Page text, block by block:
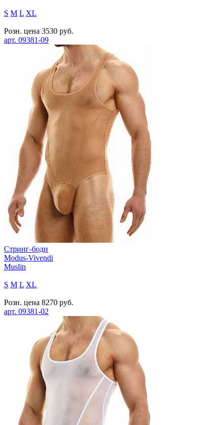
S M L XL
Розн. цена 3530 руб.
арт. 09381-09
Стринг-боди
Modus-Vivendi
Muslin
S M L XL
Розн. цена 8270 руб.
арт. 09381-02